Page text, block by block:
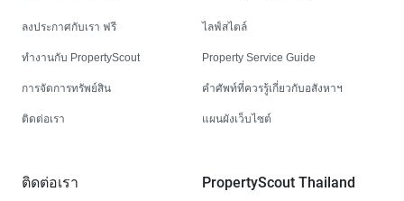
ลงประกาศกับเรา ฟรี
ทำงานกับ PropertyScout
การจัดการทรัพย์สิน
ติดต่อเรา
ไลฟ์สไตล์
Property Service Guide
คำศัพท์ที่ควรรู้เกี่ยวกับอสังหาฯ
แผนผังเว็บไซต์
ติดต่อเรา PropertyScout Thailand